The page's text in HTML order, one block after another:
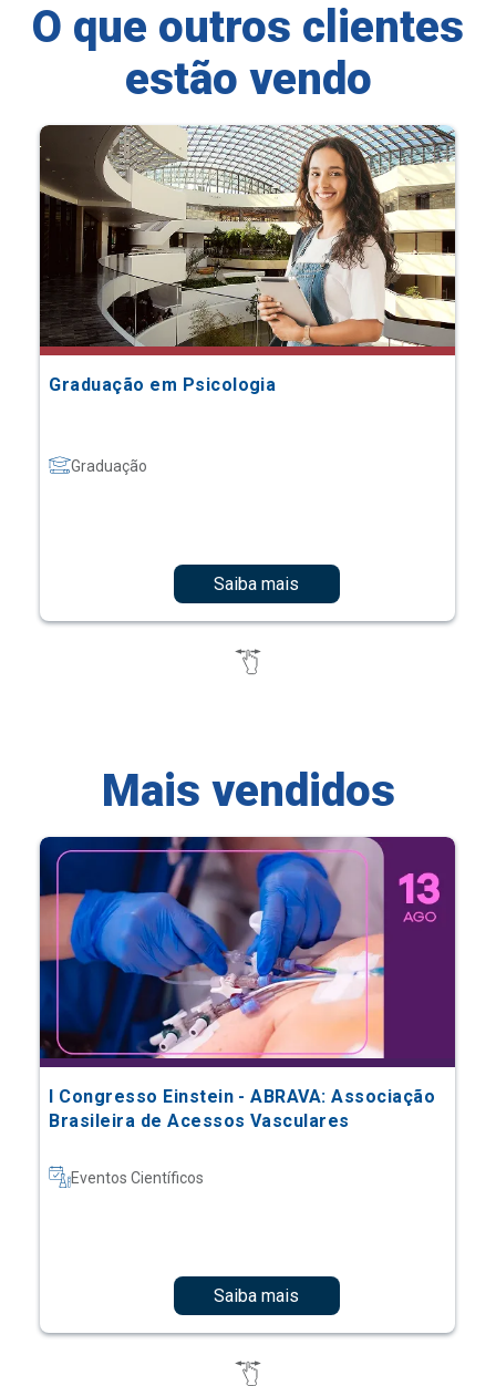
O que outros clientes
estão vendo
Graduação em Psicologia
Graduação
Saiba mais
Mais vendidos
I Congresso Einstein - ABRAVA: Associação
Brasileira de Acessos Vasculares
Eventos Científicos
Saiba mais